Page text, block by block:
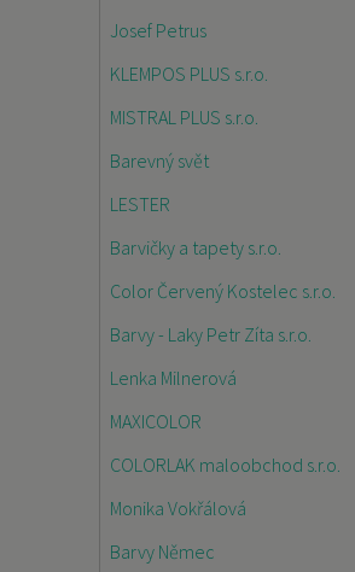
Josef Petrus
KLEMPOS PLUS s.r.o.
MISTRAL PLUS s.r.o.
Barevný svět
LESTER
Barvičky a tapety s.r.o.
Color Červený Kostelec s.r.o.
Barvy - Laky Petr Zíta s.r.o.
Lenka Milnerová
MAXICOLOR
COLORLAK maloobchod s.r.o.
Monika Vokřálová
Barvy Němec